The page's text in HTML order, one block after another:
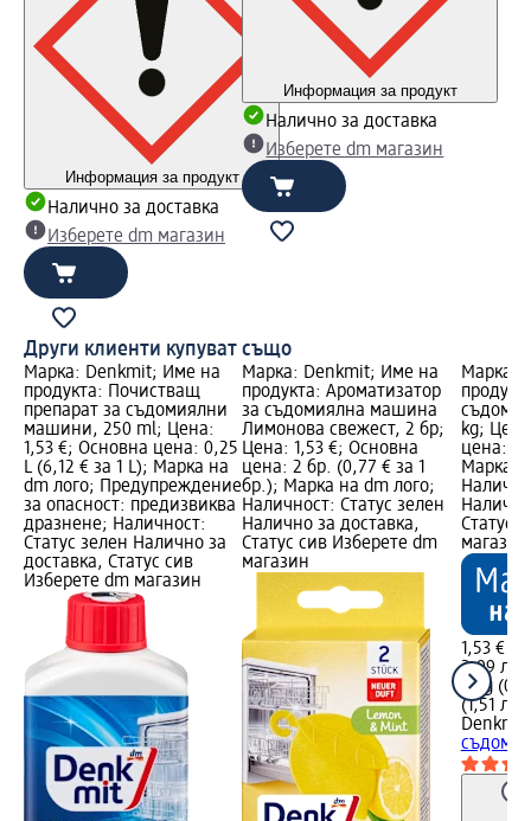
Информация за продукт
Налично за доставка
Изберете dm магазин
Информация за продукт
Налично за доставка
Изберете dm магазин
Други клиенти купуват също
Марка: Denkmit; Име на
продукта: Почистващ
препарат за съдомиялни
машини, 250 ml; Цена:
1,53 €; Основна цена: 0,25
L (6,12 € за 1 L); Марка на
dm лого; Предупреждение
за опасност: предизвиква
дразнене; Наличност:
Статус зелен Налично за
доставка, Статус сив
Изберете dm магазин
Марка: Denkmit; Име на
продукта: Ароматизатор
за съдомиялна машина
Лимонова свежест, 2 бр;
Цена: 1,53 €; Основна
цена: 2 бр. (0,77 € за 1
бр.); Марка на dm лого;
Наличност: Статус зелен
Налично за доставка,
Статус сив Изберете dm
магазин
Марка:
kg;
цена: 2
Марка
Статус
магазин
1,53 €
2,99 лв.
2 kg
(1,51 лв.
Denkmit